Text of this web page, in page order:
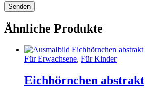
Ähnliche Produkte
Für Erwachsene, Für Kinder
Eichhörnchen abstrakt